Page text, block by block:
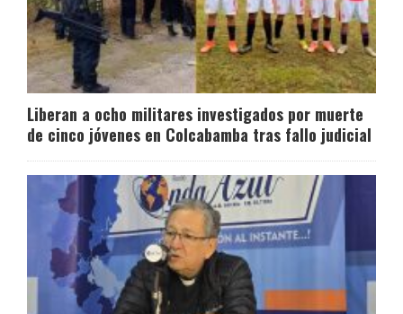
Liberan a ocho militares investigados por muerte
de cinco jóvenes en Colcabamba tras fallo judicial